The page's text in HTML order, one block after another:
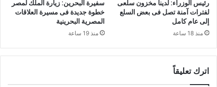
رئيس الوزراء: لدينا مخزون سلعى
لفترات آمنة تصل فى بعض السلع
إلى عام كامل
منذ 18 ساعة
سفيرة البحرين: زيارة الملك لمصر
خطوة جديدة فى مسيرة العلاقات
المصرية البحرينية
منذ 19 ساعة
اترك تعليقاً